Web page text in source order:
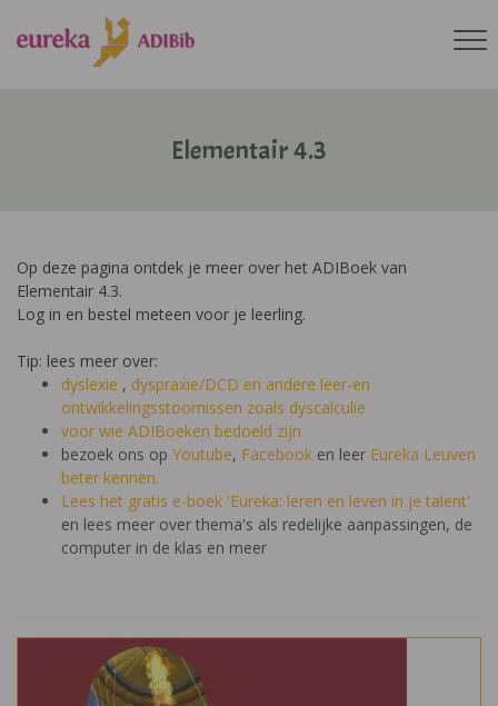
Elementair 4.3
Op deze pagina ontdek je meer over het ADIBoek van
Elementair 4.3.
Log in en bestel meteen voor je leerling.
Tip: lees meer over:
dyslexie , dyspraxie/DCD en andere leer-en
ontwikkelingsstoornissen zoals dyscalculie
voor wie ADIBoeken bedoeld zijn
bezoek ons op Youtube, Facebook en leer Eureka Leuven
beter kennen.
Lees het gratis e-boek 'Eureka: leren en leven in je talent'
en lees meer over thema's als redelijke aanpassingen, de
computer in de klas en meer